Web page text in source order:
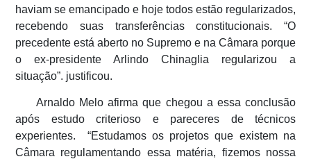
haviam se emancipado e hoje todos estão regularizados,
recebendo suas transferências constitucionais. “O
precedente está aberto no Supremo e na Câmara porque
o ex-presidente Arlindo Chinaglia regularizou a
situação”. justificou.
Arnaldo Melo afirma que chegou a essa conclusão
após estudo criterioso e pareceres de técnicos
experientes. “Estudamos os projetos que existem na
Câmara regulamentando essa matéria, fizemos nossa